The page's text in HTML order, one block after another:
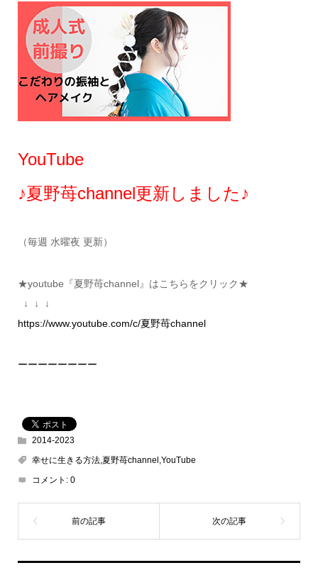
YouTube
♪夏野苺channel更新しました♪
（毎週 水曜夜 更新）
★youtube『夏野苺channel』はこちらをクリック★
↓ ↓ ↓
https://www.youtube.com/c/夏野苺channel
ーーーーーーーー
2014-2023
幸せに生きる方法,夏野苺channel,YouTube
コメント: 0